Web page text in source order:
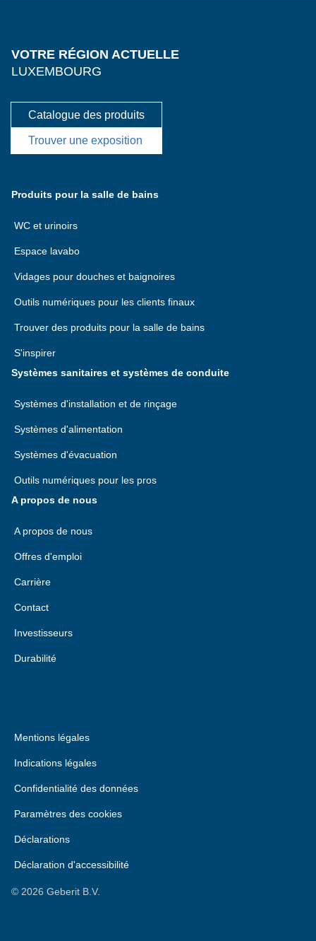
VOTRE RÉGION ACTUELLE
LUXEMBOURG
Catalogue des produits
Trouver une exposition
Produits pour la salle de bains
WC et urinoirs
Espace lavabo
Vidages pour douches et baignoires
Outils numériques pour les clients finaux
Trouver des produits pour la salle de bains
S'inspirer
Systèmes sanitaires et systèmes de conduite
Systèmes d'installation et de rinçage
Systèmes d'alimentation
Systèmes d'évacuation
Outils numériques pour les pros
A propos de nous
A propos de nous
Offres d'emploi
Carrière
Contact
Investisseurs
Durabilité
Mentions légales
Indications légales
Confidentialité des données
Paramètres des cookies
Déclarations
Déclaration d'accessibilité
© 2026 Geberit B.V.